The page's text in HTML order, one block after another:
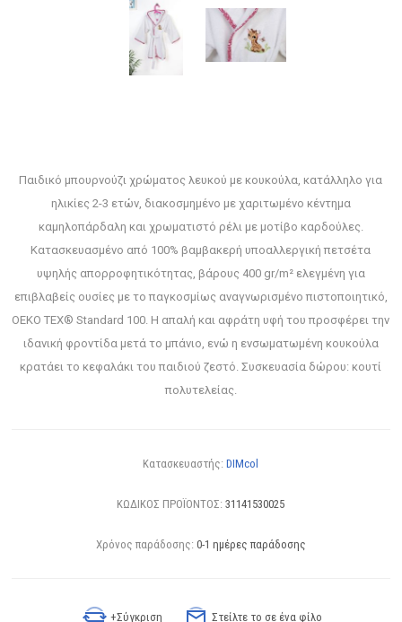
Παιδικό μπουρνούζι χρώματος λευκού με κουκούλα, κατάλληλο για
ηλικίες 2-3 ετών, διακοσμημένο με χαριτωμένο κέντημα
καμηλοπάρδαλη και χρωματιστό ρέλι με μοτίβο καρδούλες.
Κατασκευασμένο από 100% βαμβακερή υποαλλεργική πετσέτα
υψηλής απορροφητικότητας, βάρους 400 gr/m² ελεγμένη για
επιβλαβείς ουσίες με το παγκοσμίως αναγνωρισμένο πιστοποιητικό,
OEKO TEX® Standard 100. Η απαλή και αφράτη υφή του προσφέρει την
ιδανική φροντίδα μετά το μπάνιο, ενώ η ενσωματωμένη κουκούλα
κρατάει το κεφαλάκι του παιδιού ζεστό. Συσκευασία δώρου: κουτί
πολυτελείας.
Κατασκευαστής: DIMcol
ΚΩΔΙΚΟΣ ΠΡΟΪΟΝΤΟΣ: 31141530025
Χρόνος παράδοσης: 0-1 ημέρες παράδοσης
+Σύγκριση Στείλτε το σε ένα φίλο